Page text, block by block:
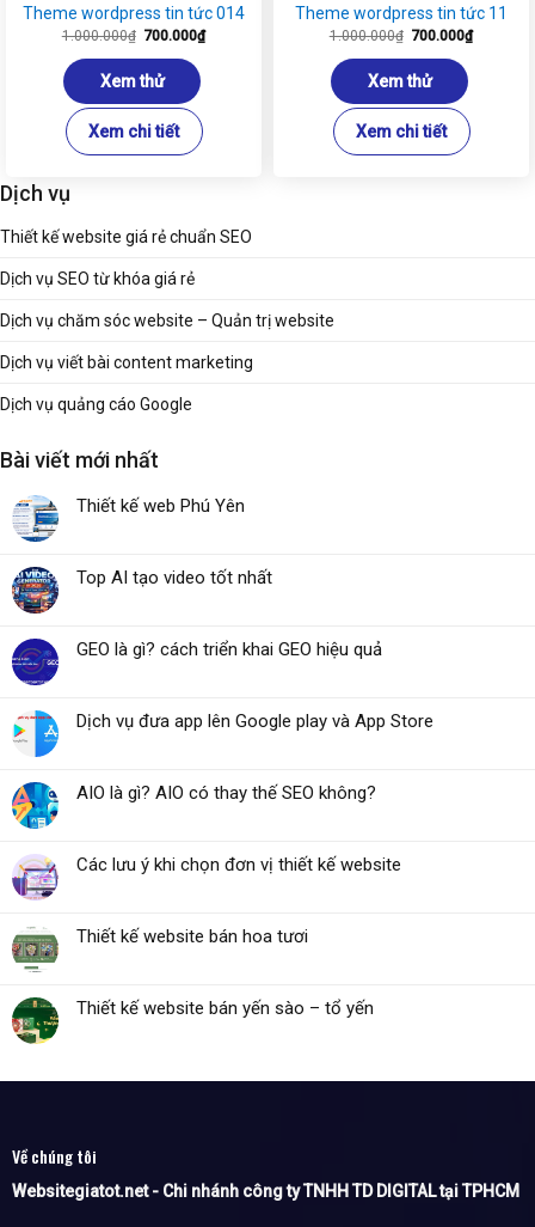
Theme wordpress tin tức 014
1.000.000₫ Giá
là:
1.000.000₫.
700.000₫Giá
hiện
Xem thử
Xem chi tiết
Theme wordpress tin tức 11
1.000.000₫ Giá
là:
1.000.000₫.
700.000₫Giá
hiện
Xem thử
Xem chi tiết
Dịch vụ
Thiết kế website giá rẻ chuẩn SEO
Dịch vụ SEO từ khóa giá rẻ
Dịch vụ chăm sóc website – Quản trị website
Dịch vụ viết bài content marketing
Dịch vụ quảng cáo Google
Bài viết mới nhất
Thiết kế web Phú Yên
Top AI tạo video tốt nhất
GEO là gì? cách triển khai GEO hiệu quả
Dịch vụ đưa app lên Google play và App Store
AIO là gì? AIO có thay thế SEO không?
Các lưu ý khi chọn đơn vị thiết kế website
Thiết kế website bán hoa tươi
Thiết kế website bán yến sào – tổ yến
Về chúng tôi
Websitegiatot.net - Chi nhánh công ty TNHH TD DIGITAL tại TPHCM